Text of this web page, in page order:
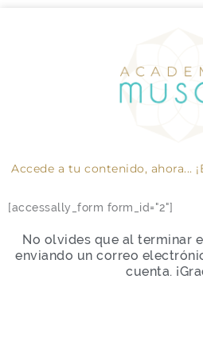
Accede a tu contenido, ahora...
[accessally_form form_id="2"]
No olvides que al terminar
enviando un correo
cuenta.